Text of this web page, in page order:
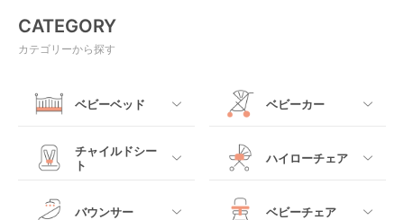
CATEGORY
カテゴリーから探す
ベビーベッド
すべて
ベビーカー
すべて
チャイルドシー
ト
すべて
ハイローチェア
すべて
バウンサー ベビーチェア